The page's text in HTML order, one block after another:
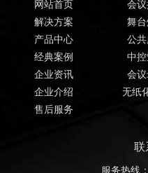
网站首页
解决方案
产品中心
经典案例
企业资讯
企业介绍
售后服务
会
舞
公
中
会
无纸
联
服务热线